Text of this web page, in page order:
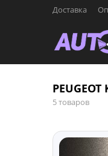
Доставка
5 товаров